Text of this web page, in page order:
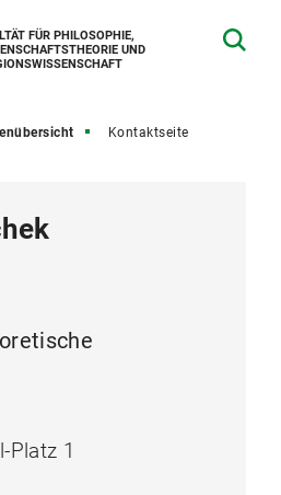
FÜR PHILOSOPHIE,
UND
Kontaktseite
Platz 1